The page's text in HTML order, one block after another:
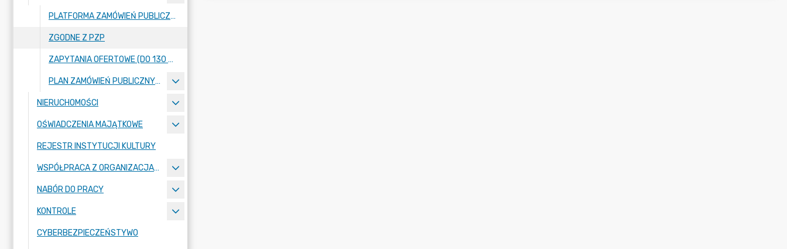
PLATFORMA ZAMÓWIEŃ PUBLICZNYCH
ZGODNE Z PZP
ZAPYTANIA OFERTOWE (DO 130 TYŚ. ZŁ.)
PLAN ZAMÓWIEŃ PUBLICZNYCH
NIERUCHOMOŚCI
OŚWIADCZENIA MAJĄTKOWE
REJESTR INSTYTUCJI KULTURY
WSPÓŁPRACA Z ORGANIZACJAMI POZARZĄDOWYMI
NABÓR DO PRACY
KONTROLE
CYBERBEZPIECZEŃSTYWO